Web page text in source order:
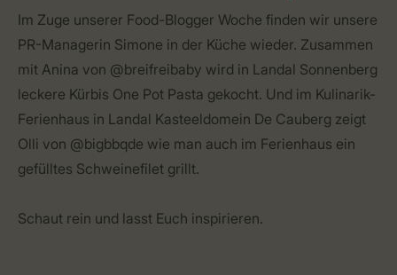
Im Zuge unserer Food-Blogger Woche finden wir unsere
PR-Managerin Simone in der Küche wieder. Zusammen
mit Anina von @breifreibaby wird in Landal Sonnenberg
leckere Kürbis One Pot Pasta gekocht. Und im Kulinarik-
Ferienhaus in Landal Kasteeldomein De Cauberg zeigt
Olli von @bigbbqde wie man auch im Ferienhaus ein
gefülltes Schweinefilet grillt.
Schaut rein und lasst Euch inspirieren.